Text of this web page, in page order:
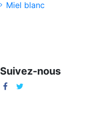
Miel blanc
Suivez-nous